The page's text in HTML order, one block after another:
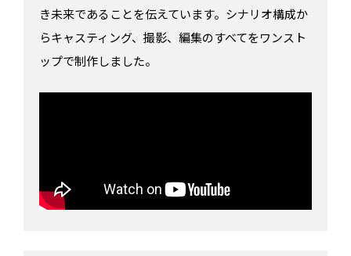
き未来であることを伝えています。シナリオ構成か
らキャスティング、撮影、編集のすべてをワンスト
ップで制作しました。